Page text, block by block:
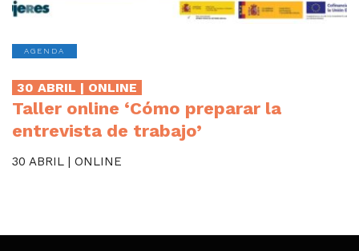
AGENDA
30 ABRIL | ONLINE
Taller online ‘Cómo preparar la
entrevista de trabajo’
30 ABRIL | ONLINE